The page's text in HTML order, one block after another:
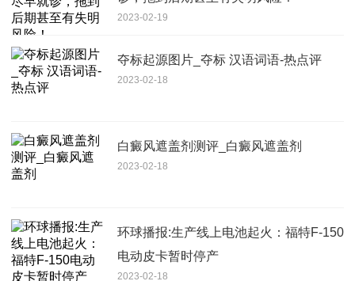
2023-02-19
夺标起源图片_夺标 汉语词语-热点评
2023-02-18
白癜风遮盖剂测评_白癜风遮盖剂
2023-02-18
环球播报:生产线上电池起火：福特F-150
电动皮卡暂时停产
2023-02-18